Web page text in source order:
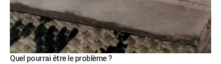
Quel pourrai être le problème ?